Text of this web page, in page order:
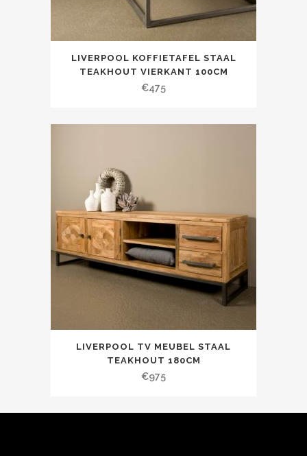
LIVERPOOL KOFFIETAFEL STAAL
TEAKHOUT VIERKANT 100CM
€475
LIVERPOOL TV MEUBEL STAAL
TEAKHOUT 180CM
€975